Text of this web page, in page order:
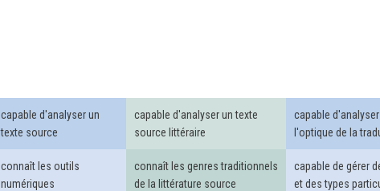
capable d'analyser un
texte source
capable d'analyser un texte
source littéraire
capable
l'optique de la
connaît les outils
numériques
connaît les genres traditionnels
de la littérature source
capable de gérer
et des types